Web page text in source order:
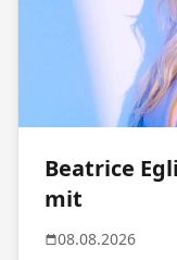
Beatrice
mit
08.08.2026